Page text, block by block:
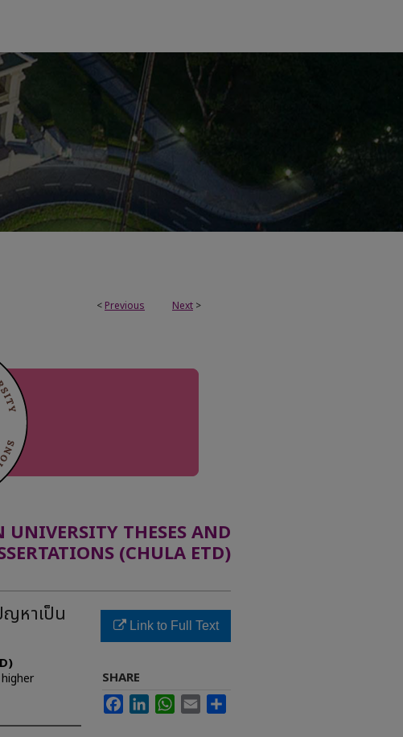
< Previous Next >
THESES AND
(CHULA ETD)
หาเป็น Link to Full Text
SHARE
FacebookLinkedInWhatsApp
Email